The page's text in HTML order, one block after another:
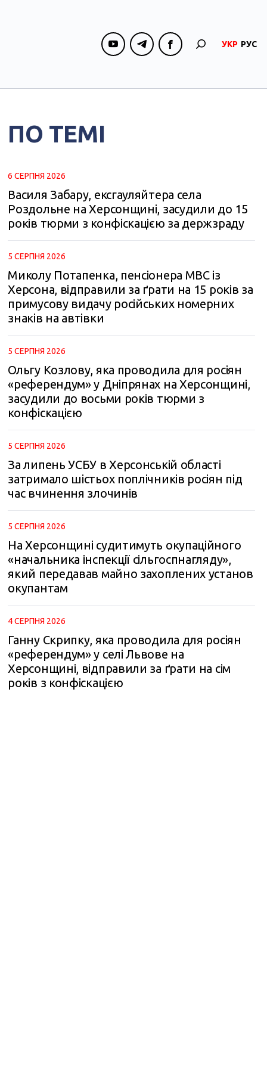
УКР РУС
ПО ТЕМІ
6 СЕРПНЯ 2026
Василя Забару, ексгауляйтера села
Роздольне на Херсонщині, засудили до 15
років тюрми з конфіскацією за держзраду
5 СЕРПНЯ 2026
Миколу Потапенка, пенсіонера МВС із
Херсона, відправили за ґрати на 15 років за
примусову видачу російських номерних
знаків на автівки
5 СЕРПНЯ 2026
Ольгу Козлову, яка проводила для росіян
«референдум» у Дніпрянах на Херсонщині,
засудили до восьми років тюрми з
конфіскацією
5 СЕРПНЯ 2026
За липень УСБУ в Херсонській області
затримало шістьох поплічників росіян під
час вчинення злочинів
5 СЕРПНЯ 2026
На Херсонщині судитимуть окупаційного
«начальника інспекції сільгоспнагляду»,
який передавав майно захоплених установ
окупантам
4 СЕРПНЯ 2026
Ганну Скрипку, яка проводила для росіян
«референдум» у селі Львове на
Херсонщині, відправили за ґрати на сім
років з конфіскацією